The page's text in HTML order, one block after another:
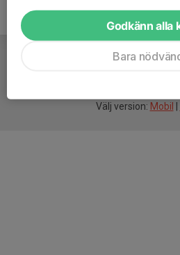
Välj version: Mobil
Godkänn alla
Bara